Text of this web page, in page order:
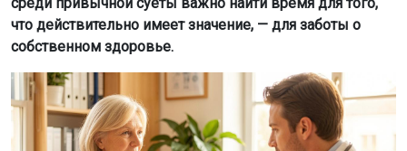
что действительно имеет значение, — для заботы о
собственном здоровье.